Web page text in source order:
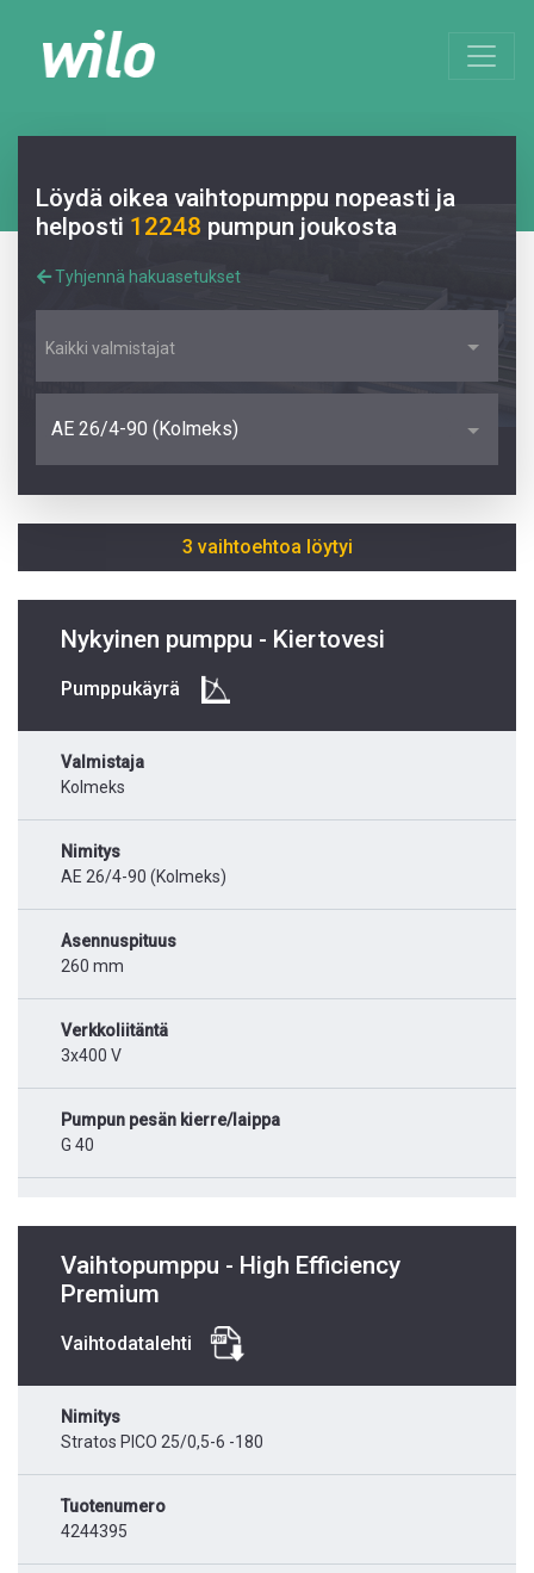
Löydä oikea vaihtopumppu nopeasti ja
helposti 12248 pumpun joukosta
Tyhjennä hakuasetukset
Kaikki valmistajat
AE 26/4-90 (Kolmeks)
3 vaihtoehtoa löytyi
Nykyinen pumppu - Kiertovesi
Pumppukäyrä
Valmistaja
Kolmeks
Nimitys
AE 26/4-90 (Kolmeks)
Asennuspituus
260 mm
Verkkoliitäntä
3x400 V
Pumpun pesän kierre/laippa
G 40
Vaihtopumppu - High Efficiency
Premium
Vaihtodatalehti
Nimitys
Stratos PICO 25/0,5-6 -180
Tuotenumero
4244395